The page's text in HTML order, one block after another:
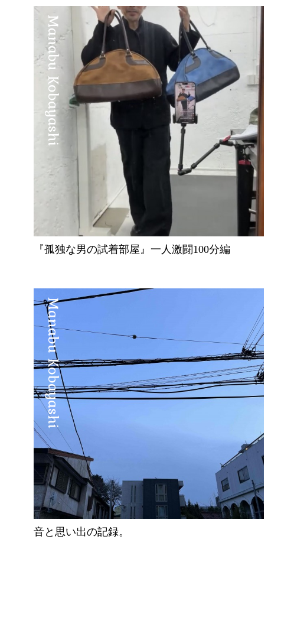
Manabu Kobayashi
『孤独な男の試着部屋』一人激闘100分編
Manabu Kobayashi
音と思い出の記録。